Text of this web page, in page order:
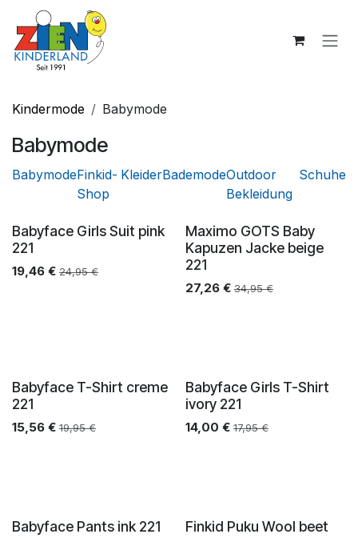
Zum Inhalt springen
Kindermode Babymode
Babymode
BabymodeFinkid-
Shop
KleiderBademodeOutdoor
Bekleidung
Schuhe
Babyface Girls Suit pink
221
19,46 € 24,95€
Maximo GOTS Baby
Kapuzen Jacke beige
221
27,26€ 34,95€
Babyface T-Shirt creme
221
15,56 € 19,95€
Babyface Girls T-Shirt
ivory 221
14,00 € 17,95€
Babyface Pants ink 221
Finkid Puku Wool beet